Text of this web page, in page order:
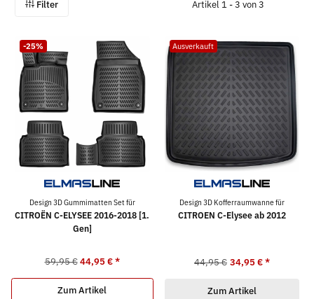
Filter Artikel 1 - 3 von 3
-25%
Design 3D Gummimatten Set für
CITROËN C-ELYSEE 2016-2018 [1.
Gen]
59,95 € 44,95 €*
Zum Artikel
Ausverkauft
Design 3D Kofferraumwanne für
CITROEN C-Elysee ab 2012
44,95 € 34,95 €*
Zum Artikel